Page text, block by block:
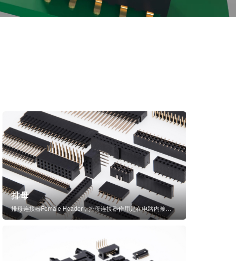
排母
排母连接器Female Header，排母连接器作用是在电路内被阻断处或孤立不通...